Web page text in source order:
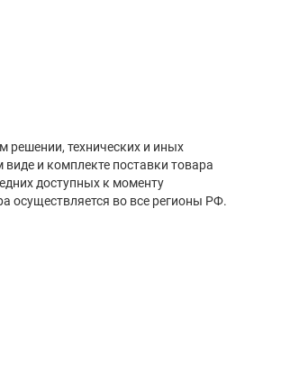
решении, технических и иных
виде и комплекте поставки товара
доступных к моменту
осуществляется во все регионы РФ.